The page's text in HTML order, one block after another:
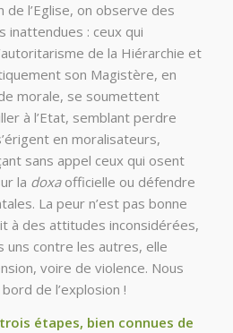
de l’Eglise, on observe des
inattendues : ceux qui
de la Hiérarchie et
son Magistère, en
morale, se soumettent
à l’Etat, semblant perdre
en moralisateurs,
sans appel ceux qui osent
la doxaofficielle ou défendre
La peur n’est pas bonne
à des attitudes inconsidérées,
uns contre les autres, elle
voire de violence. Nous
de l’explosion !
étapes, bien connues de